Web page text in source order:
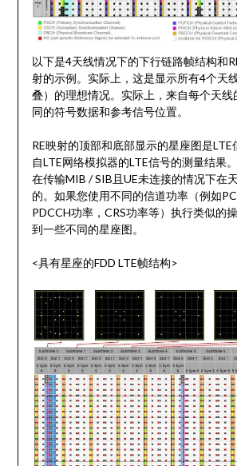
以下是4天线情况下的下行链路帧结构和
射的示例。实际上，这是显示所有4个天
叠）的理想情况。实际上，来自每个天线
同的符号数据和参考信号位置。
RE映射的顶部和底部显示的星座图是
自LTE网络模拟器的LTE信号的测量结果
在传输MIB / SIB且UE未连接的情况下在
的。如果您使用不同的信道功率（例如
PDCCH功率，CRS功率等）执行类似的
到一些不同的星座图。
<具有星座的FDD LTE帧结构>